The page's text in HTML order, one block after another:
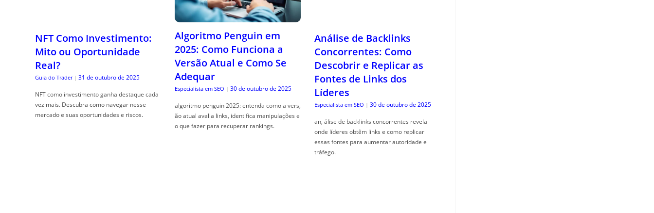
NFT Como Investimento:
Mito ou Oportunidade
Real?
Guia do Trader | 31 de outubro de 2025
NFT como investimento ganha destaque cada
vez mais. Descubra como navegar nesse
mercado e suas oportunidades e riscos.
Algoritmo Penguin em
2025: Como Funciona a
Versão Atual e Como Se
Adequar
Especialista em SEO | 30 de outubro de 2025
algoritmo penguin 2025: entenda como a vers,
ão atual avalia links, identifica manipulações e
o que fazer para recuperar rankings.
Análise de Backlinks
Concorrentes: Como
Descobrir e Replicar as
Fontes de Links dos
Líderes
Especialista em SEO | 30 de outubro de 2025
an, álise de backlinks concorrentes revela
onde líderes obtêm links e como replicar
essas fontes para aumentar autoridade e
tráfego.